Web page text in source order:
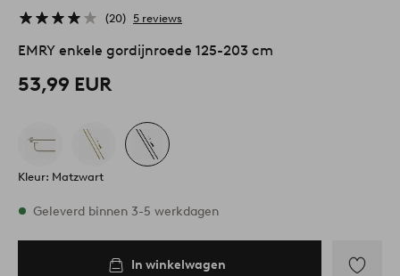
20 5 reviews
EMRY enkele gordijnroede 125-203 cm
53,99 EUR
Kleur: Matzwart
Op voorraad
Geleverd binnen 3-5 werkdagen
In winkelwagen